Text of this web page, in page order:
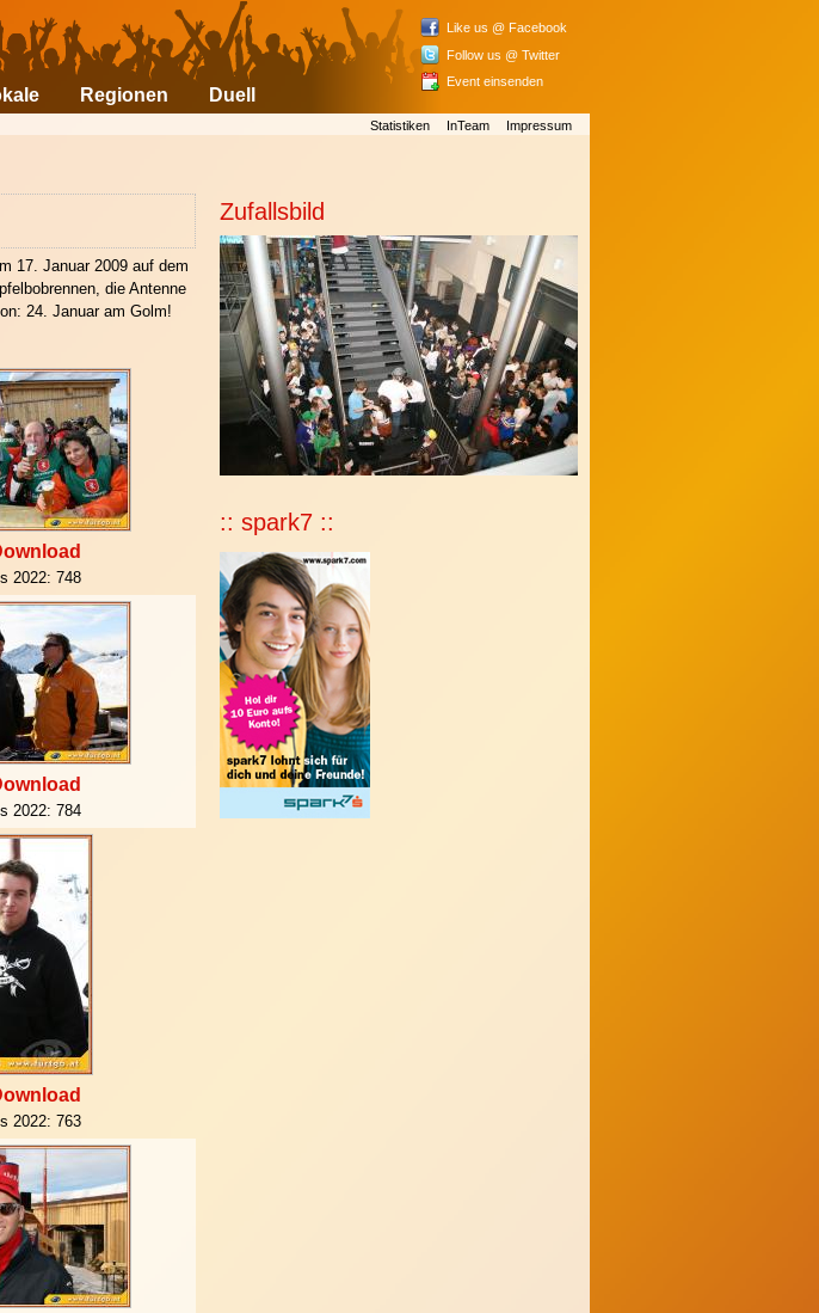
Regionen Duell
Like us @ Facebook
Follow us @ Twitter
Event einsenden
Statistiken InTeam Impressum
17. Januar 2009 auf dem
die Antenne
24. Januar am Golm!
2022: 748
2022: 784
2022: 763
Zufallsbild
:: spark7 ::